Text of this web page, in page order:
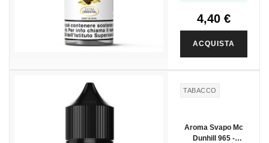
4,40 €
ACQUISTA
TABACCO
Aroma Svapo Mc
Dunhill 965 -